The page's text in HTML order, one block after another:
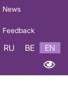
News
Feedback
RU BE EN